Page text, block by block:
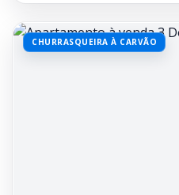
CHURRASQUEIRA À CARVÃO